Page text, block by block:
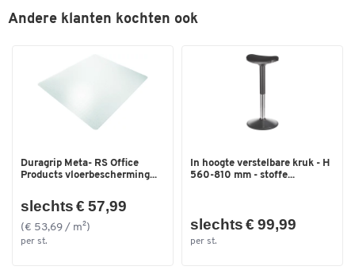
Andere klanten kochten ook
Duragrip Meta- RS Office
Products vloerbescherming...
slechts € 57,99
(€ 53,69 / m²)
per st.
In hoogte verstelbare kruk - H
560-810 mm - stoffe...
slechts € 99,99
per st.